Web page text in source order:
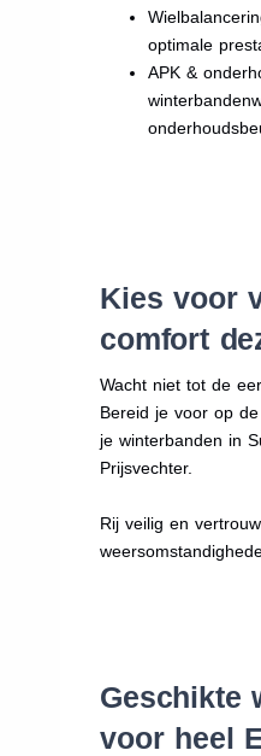
optimale
APK &
Kies voor
comfort
Wacht niet tot de
Bereid je voor op
je winterbanden in
Prijsvechter.
Rij veilig en
Geschikte
voor heel